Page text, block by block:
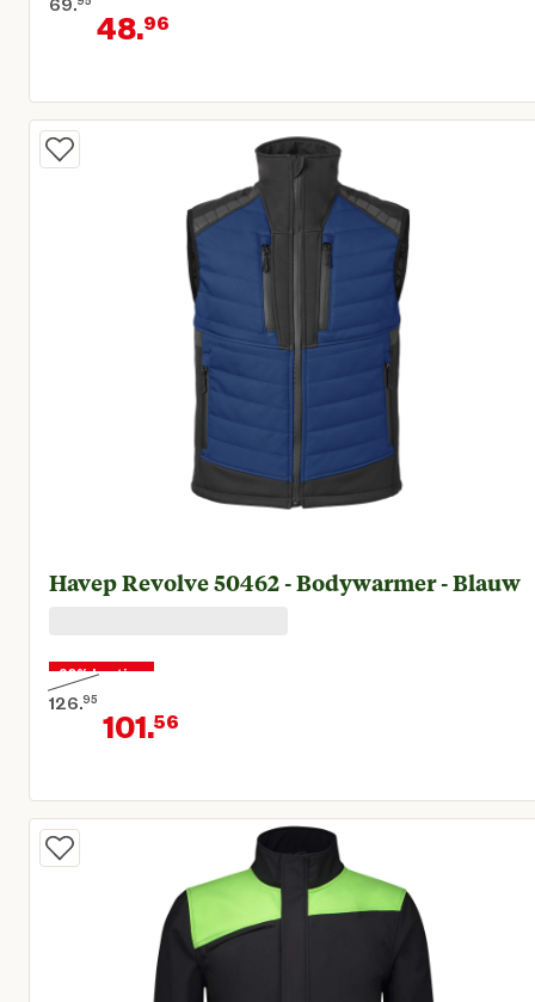
Oorspronkelijke prijs € 69,95
48.96
Huidige prijs € 48,96
Havep Revolve 50462 - Bodywarmer - Blauw
20% korting
126.95
Oorspronkelijke prijs € 126,95
101.56
Huidige prijs € 101,56